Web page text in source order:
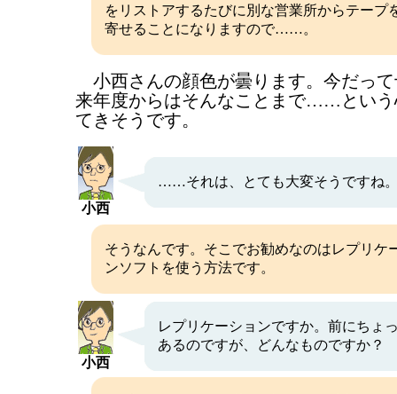
をリストアするたびに別な営業所からテープ
寄せることになりますので……。
小西さんの顔色が曇ります。今だっ
来年度からはそんなことまで……という
てきそうです。
小西
……それは、とても大変そうですね
そうなんです。そこでお勧めなのはレプリケ
ンソフトを使う方法です。
小西
レプリケーションですか。前にちょ
あるのですが、どんなものですか？